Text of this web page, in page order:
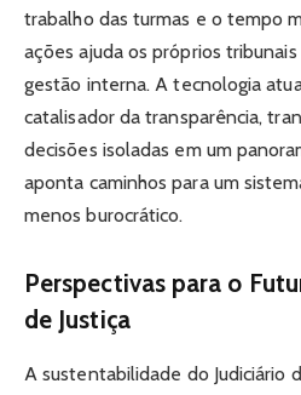
trabalho das turmas e o tempo
ações ajuda os próprios
gestão interna. A tecnologia
catalisador da transparência,
decisões isoladas em um
aponta caminhos para um
menos burocrático.
Perspectivas para o
de Justiça
A sustentabilidade do Judiciário